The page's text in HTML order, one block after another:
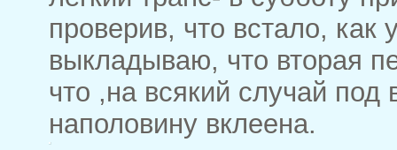
проверив, что встало, как
выкладываю, что вторая
что ,на всякий случай
наполовину вклеена.